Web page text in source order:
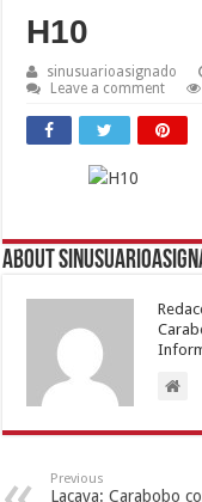
H10
sinusuarioasignado
Leave a comment
About
Previous
Lacava: Carabobo